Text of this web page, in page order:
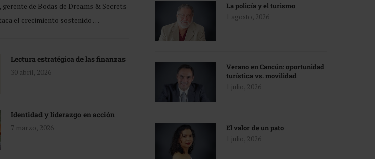
gerente de Bodas de Dreams & Secrets
el crecimiento sostenido …
Lectura estratégica de las finanzas
30 abril, 2026
Identidad y liderazgo en acción
7 marzo, 2026
La policía y el turismo
1 agosto, 2026
Verano en Cancún: oportunidad
turística vs. movilidad
1 julio, 2026
El valor de un pato
1 julio, 2026